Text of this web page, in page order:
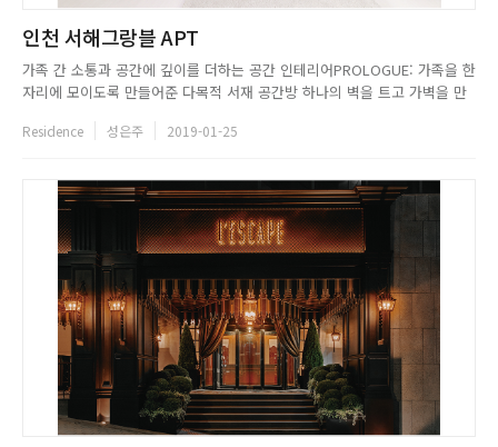
인천 서해그랑블 APT
가족 간 소통과 공간에 깊이를 더하는 공간 인테리어PROLOGUE: 가족을 한
자리에 모이도록 만들어준 다목적 서재 공간방 하나의 벽을 트고 가벽을 만
주치기 쉽고 소통 또한 원활하게 할 수 있는 공간▲바닥과 벽을 같은 컬러,
Residence 성은주 2019-01-25